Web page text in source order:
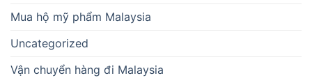
Mua hộ mỹ phẩm Malaysia
Uncategorized
Vận chuyển hàng đi Malaysia